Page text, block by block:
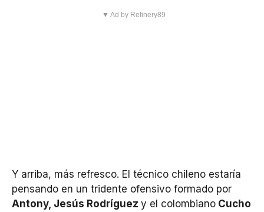
▼ Ad by Refinery89
Y arriba, más refresco. El técnico chileno estaría
pensando en un tridente ofensivo formado por
Antony, Jesús Rodríguez y el colombiano Cucho